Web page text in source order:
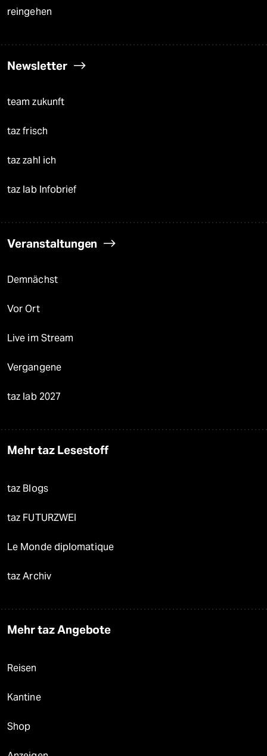
reingehen
Newsletter
team zukunft
taz frisch
taz zahl ich
taz lab Infobrief
Veranstaltungen
Demnächst
Vor Ort
Live im Stream
Vergangene
taz lab 2027
Mehr taz Lesestoff
taz Blogs
taz FUTURZWEI
Le Monde diplomatique
taz Archiv
Mehr taz Angebote
Reisen
Kantine
Shop